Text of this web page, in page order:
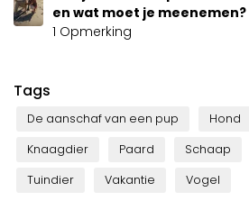
en wat moet je meenemen?
1 Opmerking
Tags
De aanschaf van een pup Hond
Knaagdier
Paard Schaap
Tuindier
Vakantie Vogel